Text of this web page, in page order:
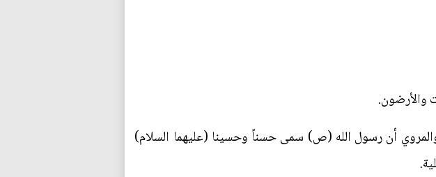
والأرضون.
أن رسول الله (ص) سمى حسناً وحسينا (عليهما السلام)